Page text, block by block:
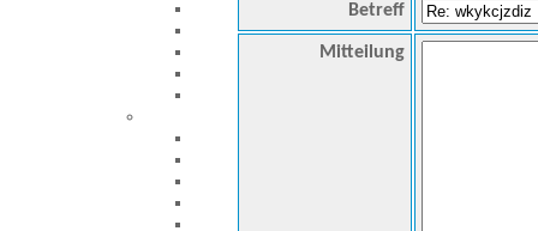
Betreff
Mitteilung